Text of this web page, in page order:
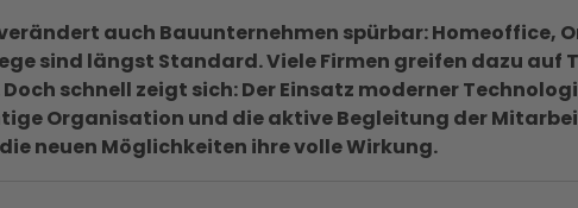
auch Bauunternehmen spürbar: Homeoffice,
sind längst Standard. Viele Firmen greifen dazu auf
schnell zeigt sich: Der Einsatz moderner
Organisation und die aktive Begleitung der
neuen Möglichkeiten ihre volle Wirkung.